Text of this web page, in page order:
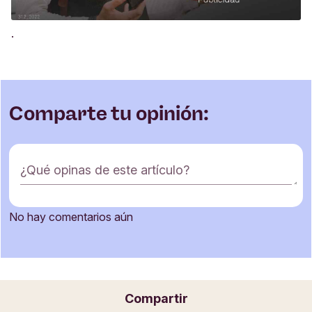
.
Comparte tu opinión:
F
o
m
a
¿Qué opinas de este artículo?
Correo electrónico
No hay comentarios aún
Compartir